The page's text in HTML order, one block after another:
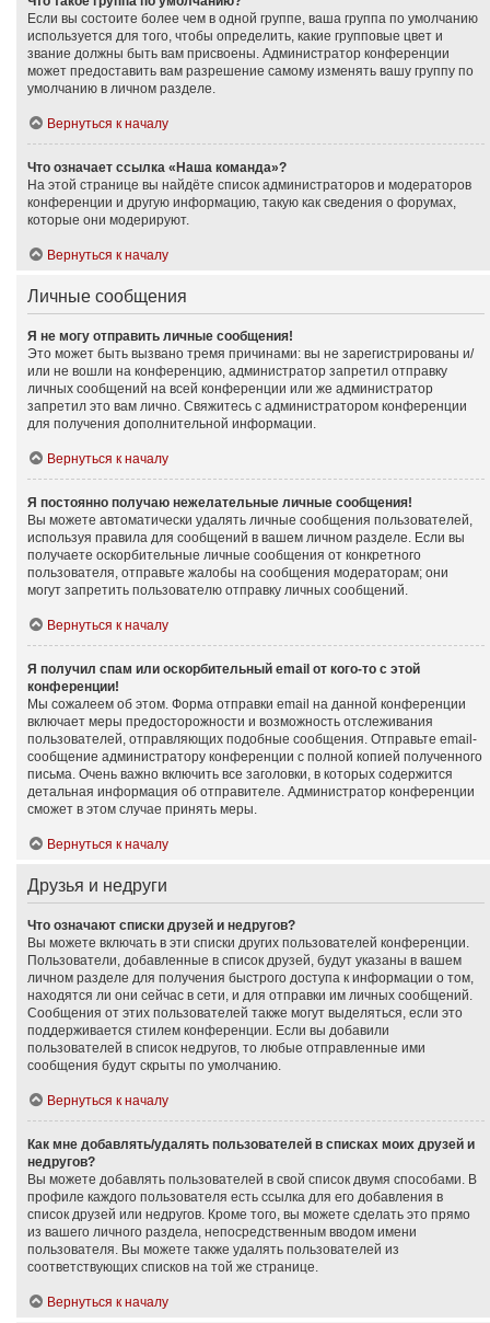
Если вы состоите более чем в одной группе, ваша группа по умолчанию
используется для того, чтобы определить, какие групповые цвет и
звание должны быть вам присвоены. Администратор конференции
может предоставить вам разрешение самому изменять вашу группу по
умолчанию в личном разделе.
Вернуться к началу
Что означает ссылка «Наша команда»?
На этой странице вы найдёте список администраторов и модераторов
конференции и другую информацию, такую как сведения о форумах,
которые они модерируют.
Вернуться к началу
Личные сообщения
Я не могу отправить личные сообщения!
Это может быть вызвано тремя причинами: вы не зарегистрированы и/
или не вошли на конференцию, администратор запретил отправку
личных сообщений на всей конференции или же администратор
запретил это вам лично. Свяжитесь с администратором конференции
для получения дополнительной информации.
Вернуться к началу
Я постоянно получаю нежелательные личные сообщения!
Вы можете автоматически удалять личные сообщения пользователей,
используя правила для сообщений в вашем личном разделе. Если вы
получаете оскорбительные личные сообщения от конкретного
пользователя, отправьте жалобы на сообщения модераторам; они
могут запретить пользователю отправку личных сообщений.
Вернуться к началу
Я получил спам или оскорбительный email от кого-то с этой
конференции!
Мы сожалеем об этом. Форма отправки email на данной конференции
включает меры предосторожности и возможность отслеживания
пользователей, отправляющих подобные сообщения. Отправьте email-
сообщение администратору конференции с полной копией полученного
письма. Очень важно включить все заголовки, в которых содержится
детальная информация об отправителе. Администратор конференции
сможет в этом случае принять меры.
Вернуться к началу
Друзья и недруги
Что означают списки друзей и недругов?
Вы можете включать в эти списки других пользователей конференции.
Пользователи, добавленные в список друзей, будут указаны в вашем
личном разделе для получения быстрого доступа к информации о том,
находятся ли они сейчас в сети, и для отправки им личных сообщений.
Сообщения от этих пользователей также могут выделяться, если это
поддерживается стилем конференции. Если вы добавили
пользователей в список недругов, то любые отправленные ими
сообщения будут скрыты по умолчанию.
Вернуться к началу
Как мне добавлять/удалять пользователей в списках моих друзей и
недругов?
Вы можете добавлять пользователей в свой список двумя способами. В
профиле каждого пользователя есть ссылка для его добавления в
список друзей или недругов. Кроме того, вы можете сделать это прямо
из вашего личного раздела, непосредственным вводом имени
пользователя. Вы можете также удалять пользователей из
соответствующих списков на той же странице.
Вернуться к началу